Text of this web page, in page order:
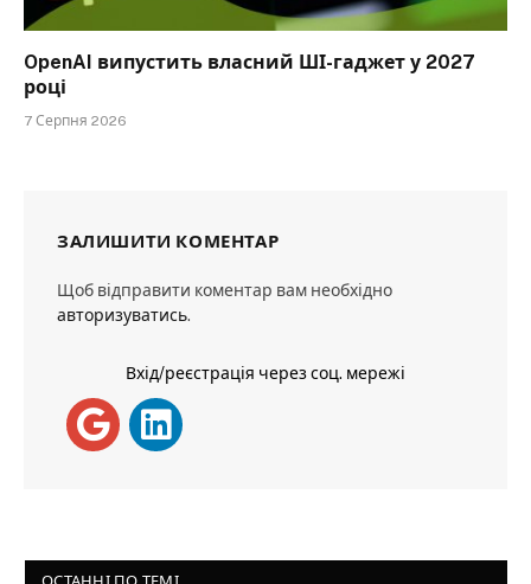
OpenAI випустить власний ШІ-гаджет у 2027
році
7 Серпня 2026
ЗАЛИШИТИ КОМЕНТАР
Щоб відправити коментар вам необхідно
авторизуватись.
Вхід/реєстрація через соц. мережі